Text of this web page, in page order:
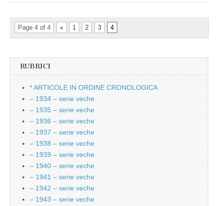
Page 4 of 4 « 1 2 3 4
RUBRICI
* ARTICOLE IN ORDINE CRONOLOGICA
– 1934 – serie veche
– 1935 – serie veche
– 1936 – serie veche
– 1937 – serie veche
– 1938 – serie veche
– 1939 – serie veche
– 1940 – serie veche
– 1941 – serie veche
– 1942 – serie veche
– 1943 – serie veche